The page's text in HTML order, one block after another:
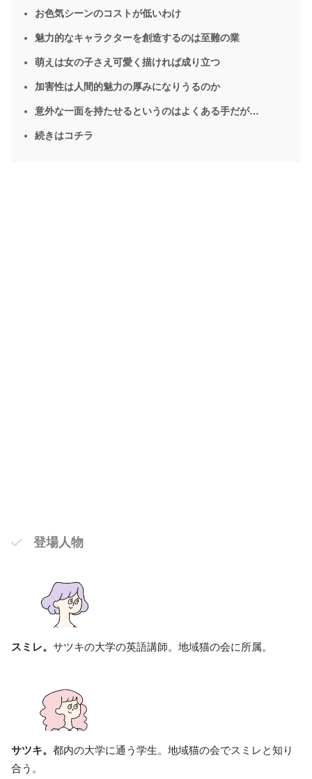
お色気シーンのコストが低いわけ
魅力的なキャラクターを創造するのは至難の業
萌えは女の子さえ可愛く描ければ成り立つ
加害性は人間的魅力の厚みになりうるのか
意外な一面を持たせるというのはよくある手だが…
続きはコチラ
登場人物
スミレ。 サツキの大学の英語講師。地域猫の会に所属。
サツキ。 都内の大学に通う学生。地域猫の会でスミレと知り
合う。